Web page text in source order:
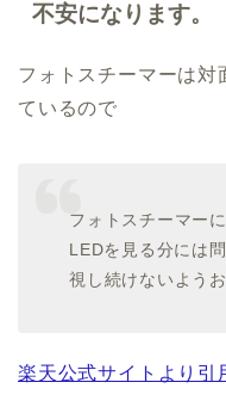
不安になります。
フォトスチーマーは
ているので
フォトスチーマー
LEDを見る分には
視し続けないよう
楽天公式サイトより引